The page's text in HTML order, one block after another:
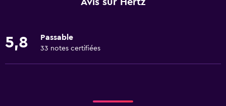
Avis sur Hertz
5,8 Passable
33 notes certifiées